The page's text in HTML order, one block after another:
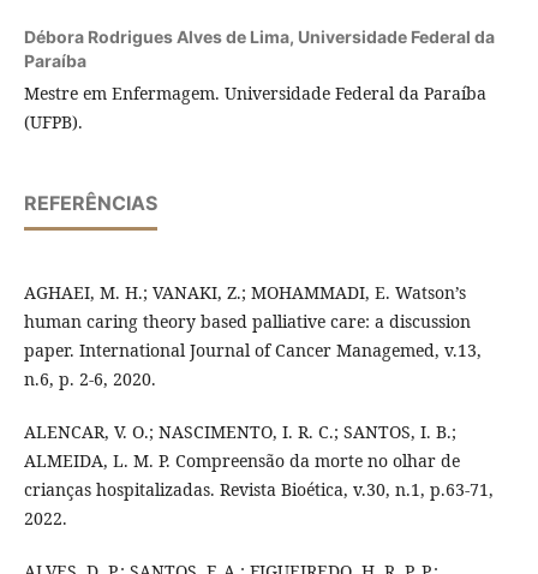
Débora Rodrigues Alves de Lima, Universidade Federal da
Paraíba
Mestre em Enfermagem. Universidade Federal da Paraíba
(UFPB).
REFERÊNCIAS
AGHAEI, M. H.; VANAKI, Z.; MOHAMMADI, E. Watson’s
human caring theory based palliative care: a discussion
paper. International Journal of Cancer Managemed, v.13,
n.6, p. 2-6, 2020.
ALENCAR, V. O.; NASCIMENTO, I. R. C.; SANTOS, I. B.;
ALMEIDA, L. M. P. Compreensão da morte no olhar de
crianças hospitalizadas. Revista Bioética, v.30, n.1, p.63-71,
2022.